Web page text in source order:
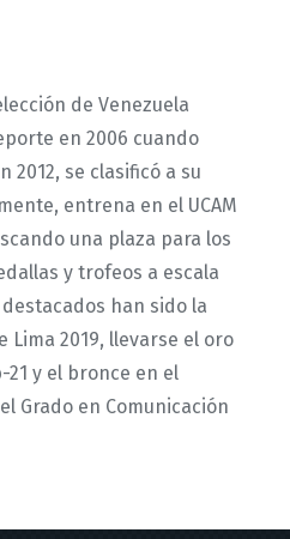
de Venezuela
en 2006 cuando
2012, se clasificó a su
entrena en el UCAM
una plaza para los
y trofeos a escala
han sido la
Lima 2019, llevarse el oro
21 y el bronce en el
Grado en Comunicación